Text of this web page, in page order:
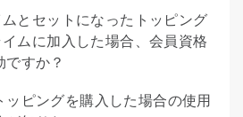
とセットになったトッピング
ムに加入した場合、会員資格
ですか？
ッピングを購入した場合の使用